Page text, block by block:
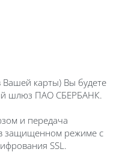
Вашей карты) Вы будете
шлюз ПАО СБЕРБАНК.
и передача
защищенном режиме с
SSL.